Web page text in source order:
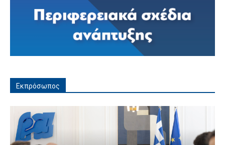
Εκπρόσωπος